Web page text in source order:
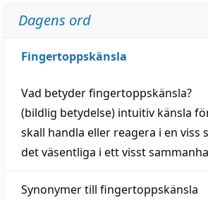
Dagens ord
Fingertoppskänsla
Vad betyderfingertoppskänsla?
(bildlig betydelse) intuitiv känsla
skall handla eller reagera i en viss
det väsentliga i ett visst
Synonymer till fingertoppskänsla